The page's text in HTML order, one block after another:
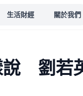
生活財經 關於我們
說 劉若